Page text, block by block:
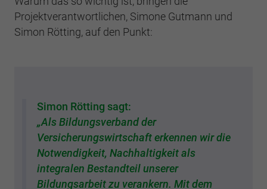
Projektverantwortlichen, Simone Gutmann und
Simon Rötting, auf den Punkt:
Simon Rötting sagt:
„Als Bildungsverband der
Versicherungswirtschaft erkennen wir die
Notwendigkeit, Nachhaltigkeit als
integralen Bestandteil unserer
Bildungsarbeit zu verankern. Mit dem